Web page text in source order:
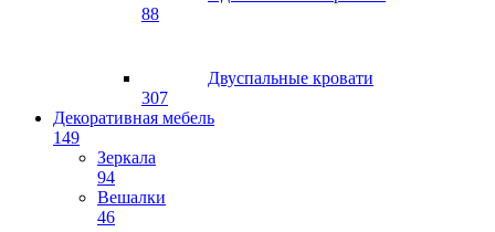
88
Двуспальные кровати
307
Декоративная мебель
149
Зеркала
94
Вешалки
46